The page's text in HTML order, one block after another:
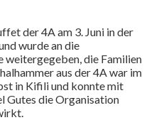
der 4A am 3. Juni in der
wurde an die
die Familien
aus der 4A war im
in Kifili und konnte mit
Gutes die Organisation